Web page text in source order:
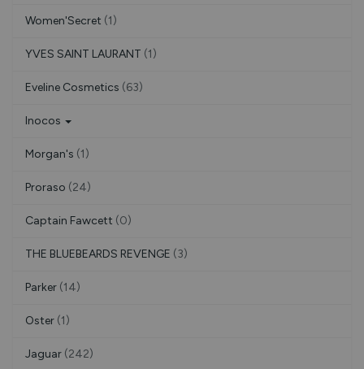
Women'Secret (1)
YVES SAINT LAURANT (1)
Eveline Cosmetics (63)
Inocos
Morgan's (1)
Proraso (24)
Captain Fawcett (0)
THE BLUEBEARDS REVENGE (3)
Parker (14)
Oster (1)
Jaguar (242)